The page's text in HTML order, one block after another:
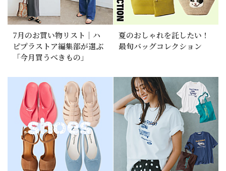
7月のお買い物リスト｜ハ
ピプラストア編集部が選ぶ
「今月買うべきもの」
夏のおしゃれを託したい！
最旬バッグコレクション